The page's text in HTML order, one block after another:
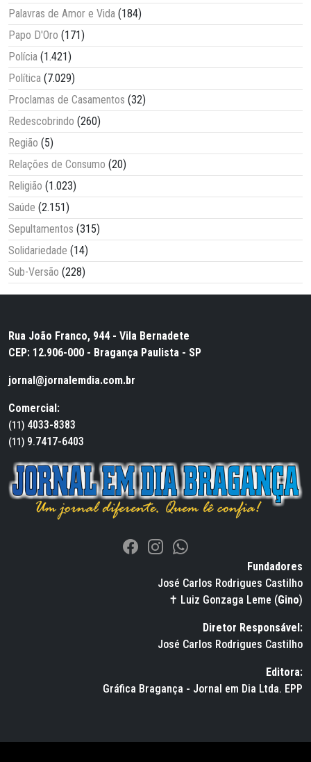
Palavras de Amor e Vida (184)
Papo D'Oro (171)
Polícia (1.421)
Política (7.029)
Proclamas de Casamentos (32)
Redescobrindo (260)
Região (5)
Relações de Consumo (20)
Religião (1.023)
Saúde (2.151)
Sepultamentos (315)
Solidariedade (14)
Sub-Versão (228)
Rua João Franco, 944 - Vila Bernadete
CEP: 12.906-000 - Bragança Paulista - SP
jornal@jornalemdia.com.br
Comercial:
(11) 4033-8383
(11) 9.7417-6403
Fundadores
José Carlos Rodrigues Castilho
✝ Luiz Gonzaga Leme (Gino)
Diretor Responsável:
José Carlos Rodrigues Castilho
Editora:
Gráfica Bragança - Jornal em Dia Ltda. EPP